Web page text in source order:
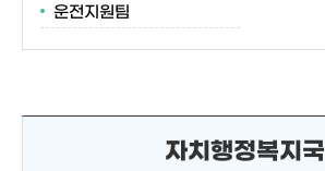
운전지원팀
자치행정복지국